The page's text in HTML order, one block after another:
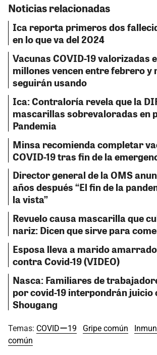
Noticias relacionadas
Ica reporta primeros dos
en lo que va del 2024
Vacunas COVID-19 valorizadas
millones vencen entre febrero y
seguirán usando
Ica: Contraloría revela que la
mascarillas sobrevaloradas en
Pandemia
Minsa recomienda completar
COVID-19 tras fin de la
Director general de la OMS
años después “El fin de la
la vista”
Revuelo causa mascarilla que
nariz: Dicen que sirve para
Esposa lleva a marido
contra Covid-19 (VIDEO)
Nasca: Familiares de
por covid-19 interpondrán juicio
Shougang
Temas: COVIDー19 Gripe común
común